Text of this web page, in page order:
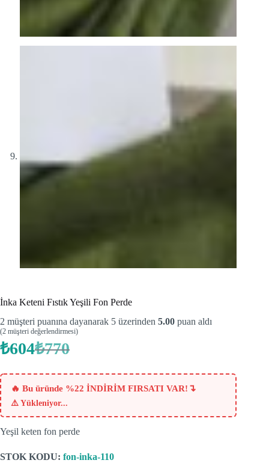
İnka Keteni Fıstık Yeşili Fon Perde
2 müşteri puanına dayanarak 5 üzerinden 5.00 puan aldı
(2 müşteri değerlendirmesi)
₺770
Orijinal
₺770.
₺604Şu
fiyat:
₺604.
🔥 Bu üründe %22 İNDİRİM FIRSATI VAR! ↴
⚠️ Yükleniyor...
Yeşil keten fon perde
STOK KODU: fon-inka-110